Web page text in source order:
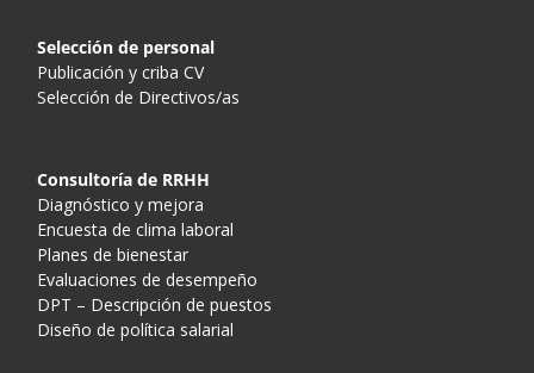
Selección de personal
Publicación y criba CV
Selección de Directivos/as
Consultoría de RRHH
Diagnóstico y mejora
Encuesta de clima laboral
Planes de bienestar
Evaluaciones de desempeño
DPT – Descripción de puestos
Diseño de política salarial